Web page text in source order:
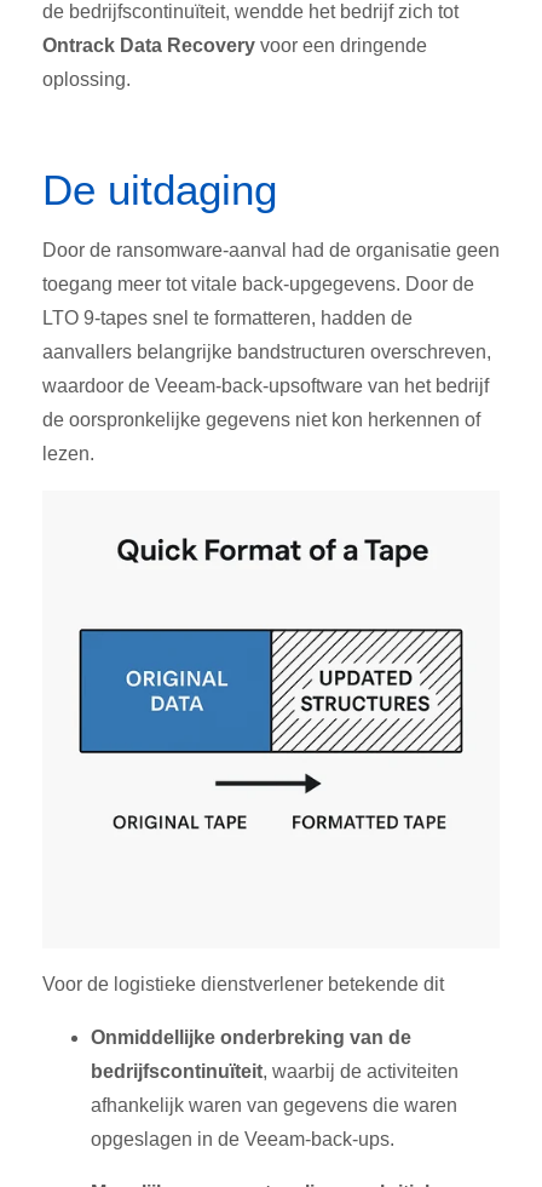
de bedrijfscontinuïteit, wendde het bedrijf zich tot
Ontrack Data Recovery voor een dringende
oplossing.
De uitdaging
Door de ransomware-aanval had de organisatie geen
toegang meer tot vitale back-upgegevens. Door de
LTO 9-tapes snel te formatteren, hadden de
aanvallers belangrijke bandstructuren overschreven,
waardoor de Veeam-back-upsoftware van het bedrijf
de oorspronkelijke gegevens niet kon herkennen of
lezen.
Voor de logistieke dienstverlener betekende dit
Onmiddellijke onderbreking van de
bedrijfscontinuïteit, waarbij de activiteiten
afhankelijk waren van gegevens die waren
opgeslagen in de Veeam-back-ups.